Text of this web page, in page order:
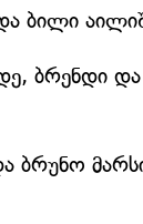
ბილი
ბრენდი
ბრუნო